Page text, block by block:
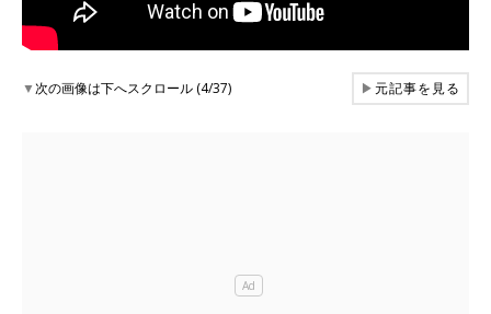
▼次の画像は下へスクロール (4/37) ▶元記事を見る